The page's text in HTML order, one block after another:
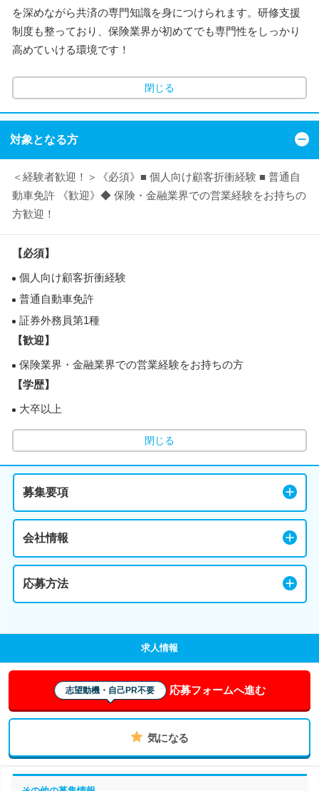
を深めながら共済の専門知識を身につけられます。研修支援
制度も整っており、保険業界が初めてでも専門性をしっかり
高めていける環境です！
閉じる
対象となる方
＜経験者歓迎！＞《必須》■ 個人向け顧客折衝経験 ■ 普通自
動車免許 《歓迎》◆ 保険・金融業界での営業経験をお持ちの
方歓迎！
【必須】
個人向け顧客折衝経験
普通自動車免許
証券外務員第1種
【歓迎】
保険業界・金融業界での営業経験をお持ちの方
【学歴】
大卒以上
閉じる
募集要項
会社情報
応募方法
求人情報
志望動機・自己PR不要 応募フォームへ進む
気になる